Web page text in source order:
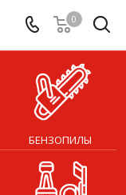
0
БЕНЗОПИЛЫ